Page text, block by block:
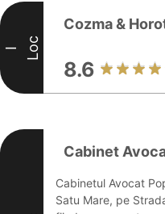
I Loc
Cozma &
8.6
Cabinet
Cabinetul Avocat
Satu Mare, pe